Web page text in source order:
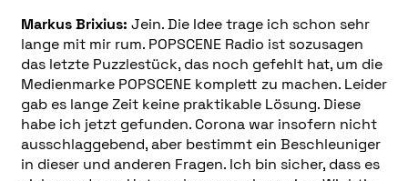
Markus Brixius: Jein. Die Idee trage ich schon sehr
lange mit mir rum. POPSCENE Radio ist sozusagen
das letzte Puzzlestück, das noch gefehlt hat, um die
Medienmarke POPSCENE komplett zu machen. Leider
gab es lange Zeit keine praktikable Lösung. Diese
habe ich jetzt gefunden. Corona war insofern nicht
ausschlaggebend, aber bestimmt ein Beschleuniger
in dieser und anderen Fragen. Ich bin sicher, dass es